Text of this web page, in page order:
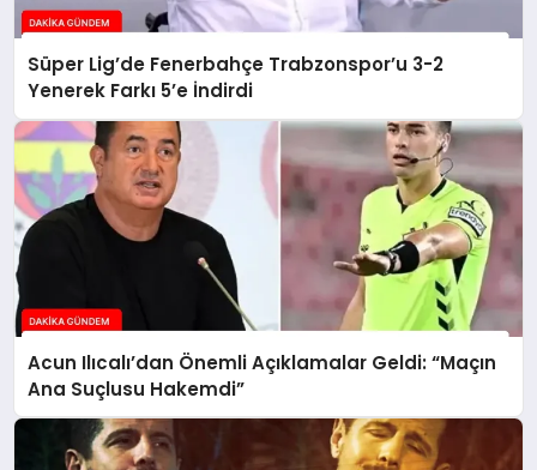
Süper Lig’de Fenerbahçe Trabzonspor’u 3-2
Yenerek Farkı 5’e İndirdi
Acun Ilıcalı’dan Önemli Açıklamalar Geldi: “Maçın
Ana Suçlusu Hakemdi”